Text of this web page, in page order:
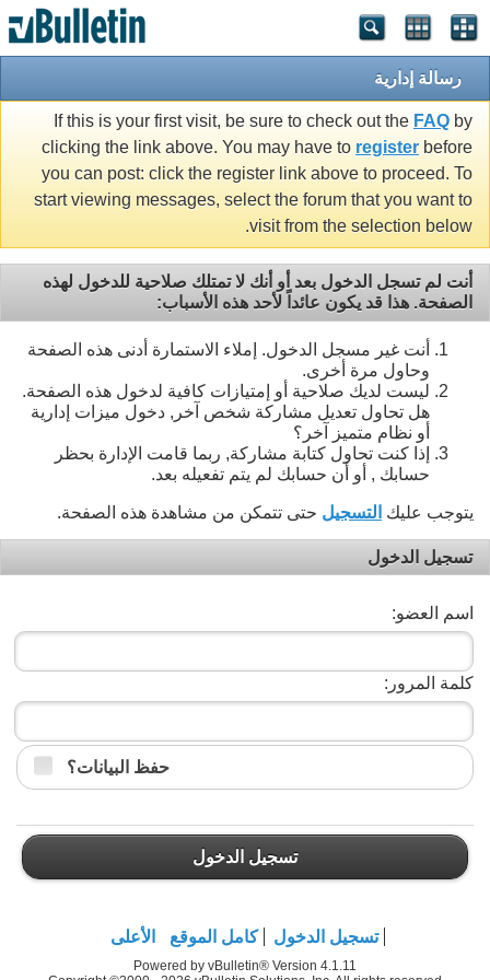
رسالة إدارية
If this is your first visit, be sure to check out the FAQ by
clicking the link above. You may have to register before
you can post: click the register link above to proceed. To
start viewing messages, select the forum that you want to
visit from the selection below.
أنت لم تسجل الدخول بعد أو أنك لا تمتلك صلاحية للدخول لهذه
الصفحة. هذا قد يكون عائداً لأحد هذه الأسباب:
أنت غير مسجل الدخول. إملاء الاستمارة أدنى هذه الصفحة
وحاول مرة أخرى.
ليست لديك صلاحية أو إمتيازات كافية لدخول هذه الصفحة.
هل تحاول تعديل مشاركة شخص آخر, دخول ميزات إدارية
أو نظام متميز آخر؟
إذا كنت تحاول كتابة مشاركة, ربما قامت الإدارة بحظر
حسابك , أو أن حسابك لم يتم تفعيله بعد.
يتوجب عليك التسجيل حتى تتمكن من مشاهدة هذه الصفحة.
تسجيل الدخول
اسم العضو:
كلمة المرور:
حفظ البيانات؟
تسجيل الدخول
تسجيل الدخول كامل الموقع الأعلى
Powered by vBulletin® Version 4.1.11